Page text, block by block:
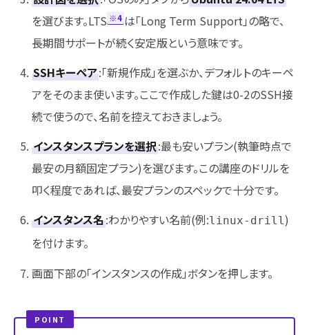
を選びます。LTS ※4は「Long Term Support」の略で、
長期間サポートが続く安定版という意味です。
SSHキーペア:「新規作成」を選ぶか、デフォルトのキーペ
アをそのまま使います。ここで作成した鍵は0-2のSSH接
続で使うので、名前を控えておきましょう。
インスタンスプランを選択:最も安いプラン(執筆時点で
最安の月額固定プラン)を選びます。この講座のドリルを
叩く程度であれば、最安プランのスペックで十分です。
インスタンス名:わかりやすい名前(例:linux-drill)
を付けます。
画面下部の「インスタンスの作成」ボタンを押します。
POINT